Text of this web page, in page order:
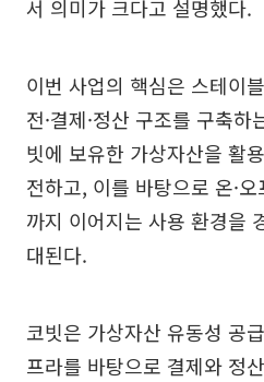
서 의미가 크다고 설명했다.
이번 사업의 핵심은 스테이
전·결제·정산 구조를 구축
빗에 보유한 가상자산을 활
전하고, 이를 바탕으로 온·
까지 이어지는 사용 환경을
대된다.
코빗은 가상자산 유동성 공
프라를 바탕으로 결제와 정